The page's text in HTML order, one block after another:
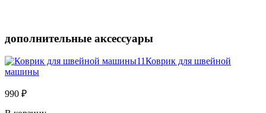
дополнительные аксессуары
Коврик для швейной
машины
990 ₽